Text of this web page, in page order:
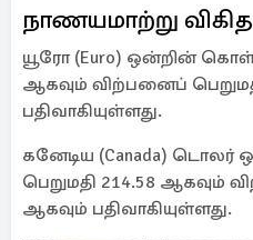
நாணயமாற்று
யூரோ (Euro) ஒன்றின்
ஆகவும் விற்பனைப்
பதிவாகியுள்ளது.
கனேடிய (Canada)
பெறுமதி 214.58 ஆகவும்
ஆகவும் பதிவாகியுள்ளது.